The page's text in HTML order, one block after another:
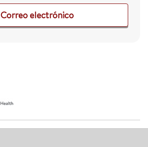
Correo electrónico